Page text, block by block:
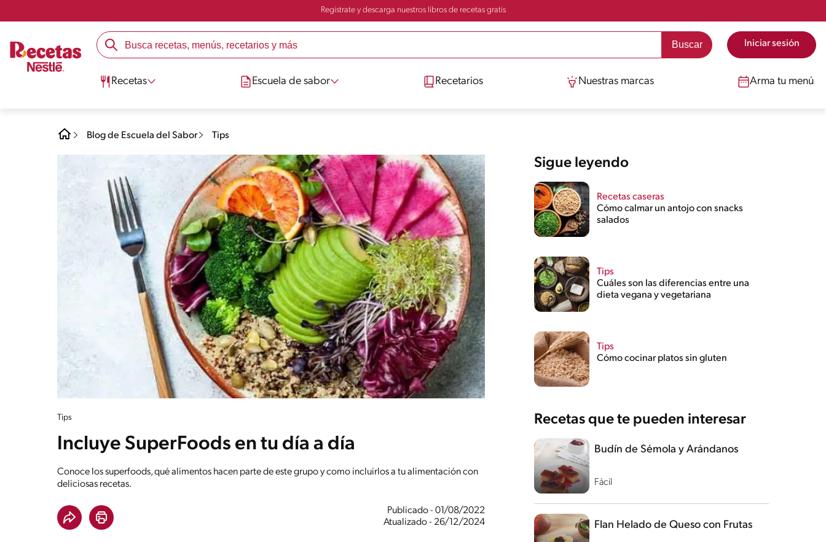
Registrate y descarga nuestros libros de recetas gratis
Iniciar sesión
Recetas Escuela de sabor Recetarios Nuestras marcas Arma tu menú
Blog de Escuela del Sabor Tips
Tips
Incluye SuperFoods en tu día a día
Conoce los superfoods, qué alimentos hacen parte de este grupo y como incluirlos a tu alimentación con
deliciosas recetas.
Publicado - 01/08/2022
Atualizado - 26/12/2024
Sigue leyendo
Recetas caseras
Cómo calmar un antojo con snacks
salados
Tips
Cuáles son las diferencias entre una
dieta vegana y vegetariana
Tips
Cómo cocinar platos sin gluten
Recetas que te pueden interesar
Fácil
Budín de Sémola y Arándanos
Flan Helado de Queso con Frutas